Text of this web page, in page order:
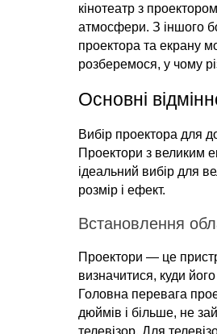
кінотеатр з
атмосфери. З іншого
проектора та екрану
розберемося, у чому
Основні
Вибір проектора для
Проектори з великим
ідеальний вибір для
розмір і ефект.
Встановлення
Проектори — це
визначитися, куди
Головна перевага
дюймів і більше, не
телевізор. Для